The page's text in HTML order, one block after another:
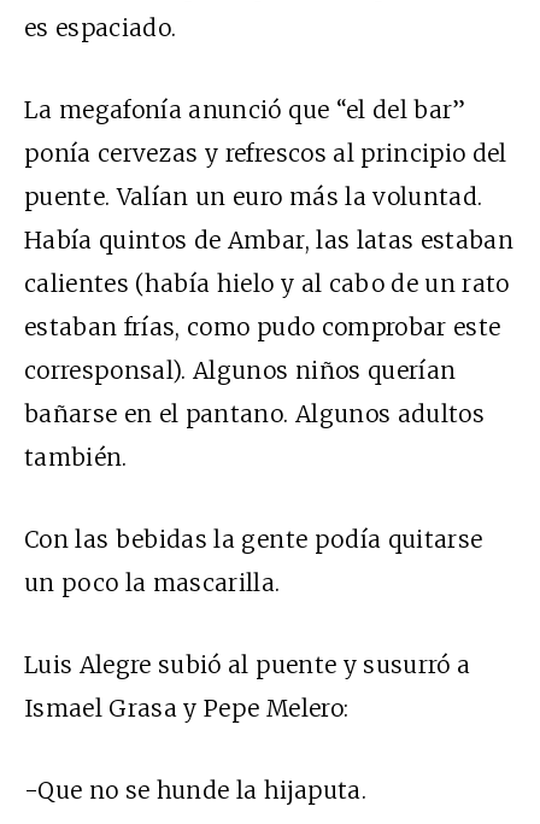
es espaciado.
La megafonía anunció que “el del bar”
ponía cervezas y refrescos al principio del
puente. Valían un euro más la voluntad.
Había quintos de Ambar, las latas estaban
calientes (había hielo y al cabo de un rato
estaban frías, como pudo comprobar este
corresponsal). Algunos niños querían
bañarse en el pantano. Algunos adultos
también.
Con las bebidas la gente podía quitarse
un poco la mascarilla.
Luis Alegre subió al puente y susurró a
Ismael Grasa y Pepe Melero:
-Que no se hunde la hijaputa.